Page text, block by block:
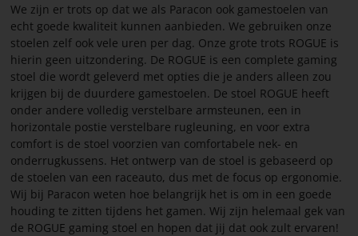
We zijn er trots op dat we als Paracon ook gamestoelen van
echt goede kwaliteit kunnen aanbieden. We gebruiken onze
stoelen zelf ook vele uren per dag. Onze grote trots ROGUE is
hierin geen uitzondering. De ROGUE is een complete gaming
stoel die wordt geleverd met opties die je anders alleen zou
krijgen bij de duurdere gamestoelen. De stoel ROGUE heeft
onder andere volledig verstelbare armsteunen, een in
horizontale postie verstelbare rugleuning, en voor extra
comfort is de stoel voorzien van comfortabele nek- en
onderrugkussens. Het ontwerp van de stoel is gebaseerd op
de stoelen van een raceauto, dus met de focus op ergonomie.
Wij bij Paracon weten hoe belangrijk het is om in een goede
houding te zitten tijdens het gamen. Wij zijn helemaal gek van
de ROGUE gaming stoel en hopen dat jij dat ook zult ervaren!